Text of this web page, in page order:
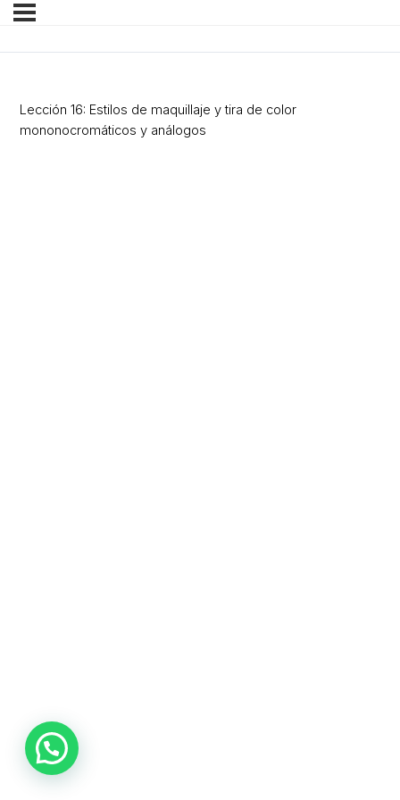
Lección 16: Estilos de maquillaje y tira de color
mononocromáticos y análogos